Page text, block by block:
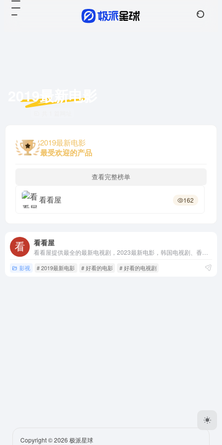
2019最新电影
2019最新电影
最受欢迎的产品
查看完整榜单
看看屋 162
看看屋
影视 # 2019最新电影 # 好看的电影 # 好看的电视剧
Copyright © 2026 极派星球